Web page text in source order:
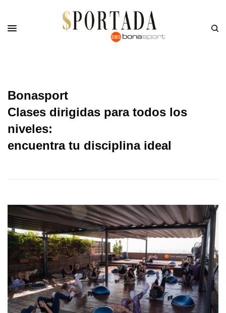
Bonasport
Clases dirigidas para todos los
niveles:
encuentra tu disciplina ideal